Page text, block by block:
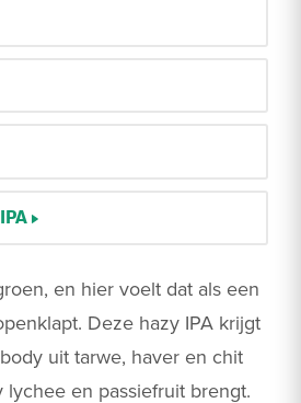
en hier voelt dat als een
Deze hazy IPA krijgt
uit tarwe, haver en chit
lychee en passiefruit brengt.